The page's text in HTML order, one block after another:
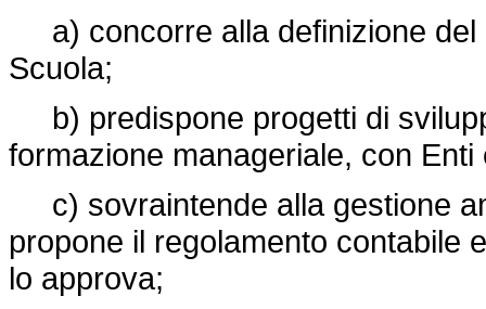
a) concorre alla definizione del
Scuola;
b) predispone progetti di
formazione manageriale, con
c) sovraintende alla gestione
propone il regolamento contabile
lo approva;